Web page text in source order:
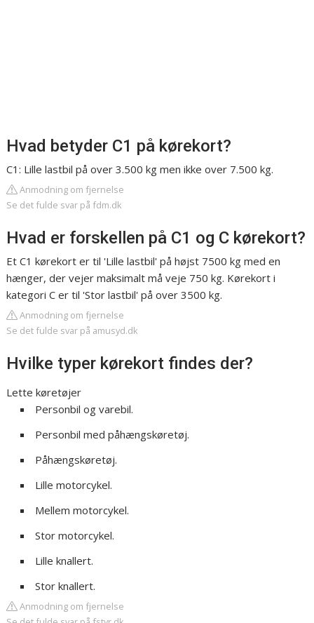
Hvad betyder C1 på kørekort?
C1: Lille lastbil på over 3.500 kg men ikke over 7.500 kg.
Anmodning om fjernelse
Se det fulde svar på fdm.dk
Hvad er forskellen på C1 og C kørekort?
Et C1 kørekort er til 'Lille lastbil' på højst 7500 kg med en
hænger, der vejer maksimalt må veje 750 kg. Kørekort i
kategori C er til 'Stor lastbil' på over 3500 kg.
Anmodning om fjernelse
Se det fulde svar på amusyd.dk
Hvilke typer kørekort findes der?
Lette køretøjer
Personbil og varebil.
Personbil med påhængskøretøj.
Påhængskøretøj.
Lille motorcykel.
Mellem motorcykel.
Stor motorcykel.
Lille knallert.
Stor knallert.
Anmodning om fjernelse